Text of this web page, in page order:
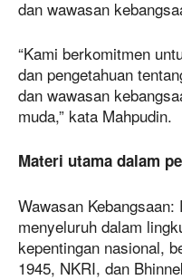
dan wawasan
“Kami berkomitmen
dan pengetahuan
dan wawasan
muda,” kata Mahpudin.
Materi utama dalam
Wawasan
menyeluruh dalam
kepentingan nasional,
1945, NKRI, dan